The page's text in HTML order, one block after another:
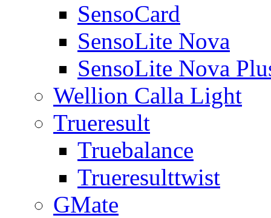
SensoCard
SensoLite Nova
SensoLite Nova
Wellion Calla Light
Trueresult
Truebalance
Trueresulttwist
GMate